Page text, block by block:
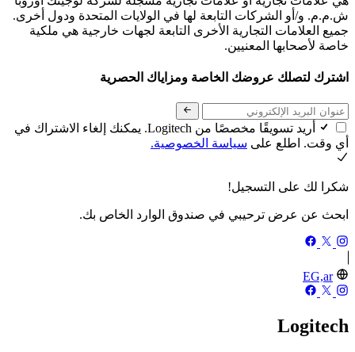
ش.م.م. و/أو الشركات التابعة لها في الولايات المتحدة ودول أخرى.
جميع العلامات التجارية الأخرى التابعة لجهات خارجية هي ملكية
خاصة لأصحابها المعنيين.
اشترك لتصلك عروضك الخاصة ومزاياك الحصرية
أريد تسويقًا مخصصًا من Logitech. يمكنك إلغاء الاشتراك في
أي وقت. اطلع على سياسة الخصوصية.
شكرا لك على التسجيل!
ابحث عن عرض ترحيبي في صندوق الوارد الخاص بك.
EG,ar
Logitech